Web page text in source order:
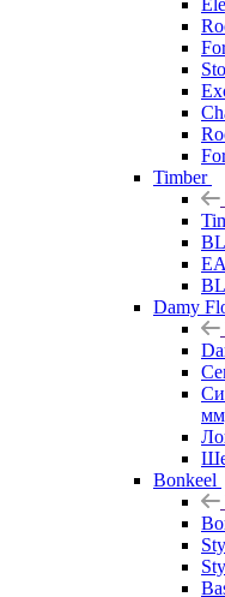
Timber
Damy
Bonkeel